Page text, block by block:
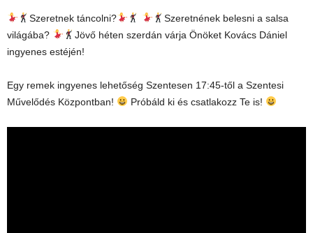
Szeretnek táncolni?
Szeretnének belesni a salsa
világába?
Jövő héten szerdán várja Önöket Kovács Dániel
ingyenes estéjén!
Egy remek ingyenes lehetőség Szentesen 17:45-től a Szentesi
Művelődés Központban!
Próbáld ki és csatlakozz Te is!